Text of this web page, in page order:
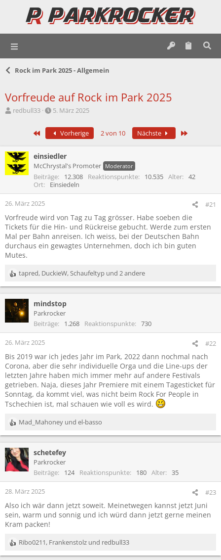
Rock im Park 2025 - Allgemein
Vorfreude auf Rock im Park 2025
E
l
l
e
redbull33
E
s
t
l
l
t
a
m
5. März 2025
Erste Vorherige 2 von 10 Nächste
einsiedler
McChrystal's Promoter Moderator
Beiträge 12.308 Reaktionspunkte 10.535 Alter
42
Ort
Einsiedeln
26. März 2025 #21
Vorfreude wird von Tag zu Tag grösser. Habe soeben die
Tickets für die Hin- und Rückreise gebucht. Werde zum ersten
Mal per Bahn anreisen. Ich weiss, bei der Deutschen Bahn
durchaus ein gewagtes Unternehmen, doch ich bin guten
Mutes.
R
e
k
t
i
n
n
:
tapred, DuckieW,Schaufeltyp und 2 andere
mindstop
Parkrocker
Beiträge
1.268 Reaktionspunkte 730
26. März 2025 #22
Bis 2019 war ich jedes Jahr im Park, 2022 dann nochmal nach
Corona, aber die sehr individuelle Orga und die Line-ups der
letzten Jahre haben mich immer mehr auf andere Festivals
getrieben. Naja, dieses Jahr Premiere mit einem Tagesticket für
Sonntag, da kommt viel, was nicht beim Rock For People in
Tschechien ist, mal schauen wie voll es wird.
R
e
k
t
i
n
n
:
Mad_Mahoney und el-basso
schetefey
Parkrocker
Beiträge
124 Reaktionspunkte 180 Alter 35
28. März 2025 #23
Also ich wär dann jetzt soweit. Meinetwegen kannst jetzt Juni
sein, warm und sonnig und ich würd dann jetzt gerne meinen
Kram packen!
R
e
Ribo0211, Frankenstolz und redbull33